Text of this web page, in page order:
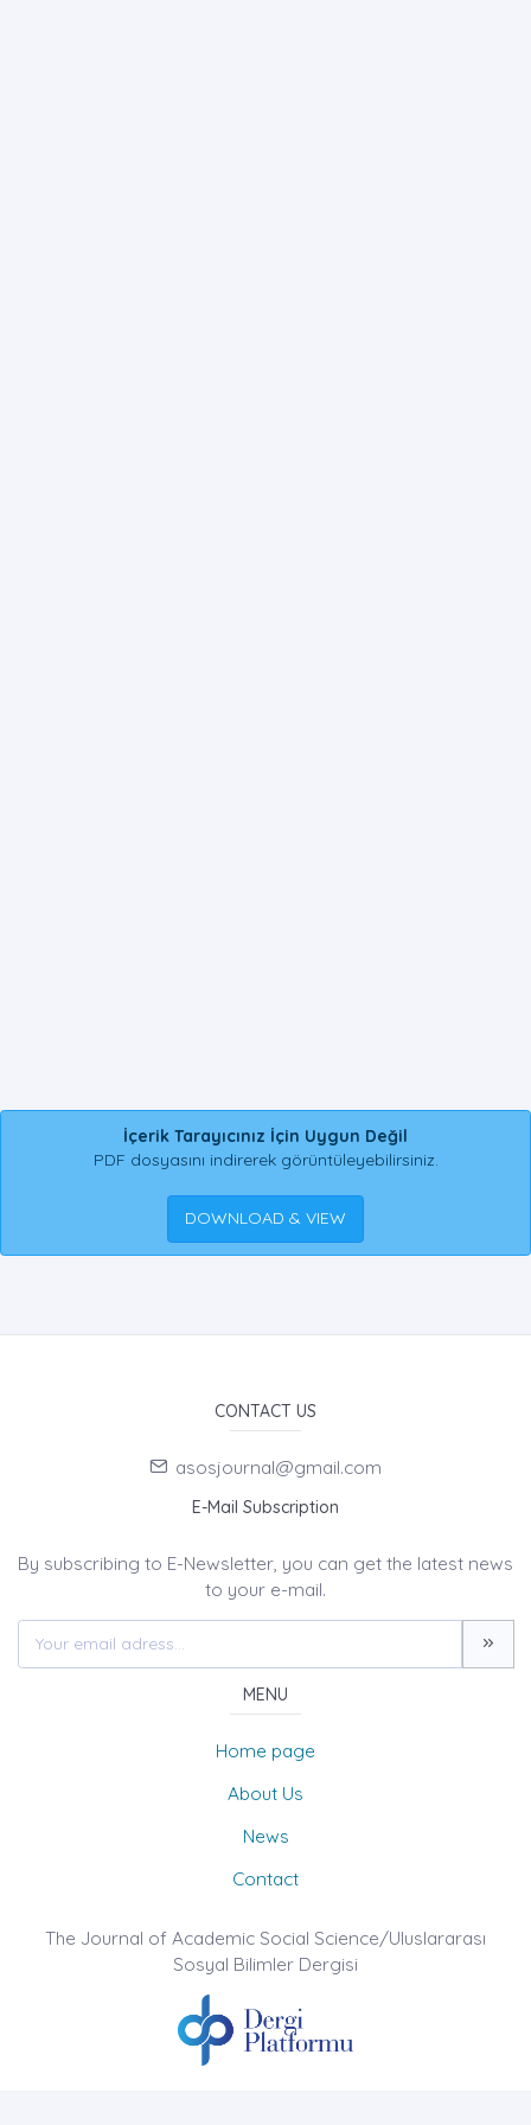
İçerik Tarayıcınız İçin Uygun Değil
PDF dosyasını indirerek görüntüleyebilirsiniz.
DOWNLOAD & VIEW
CONTACT US
asosjournal@gmail.com
E-Mail Subscription
By subscribing to E-Newsletter, you can get the latest news
to your e-mail.
MENU
Home page
About Us
News
Contact
The Journal of Academic Social Science/Uluslararası
Sosyal Bilimler Dergisi